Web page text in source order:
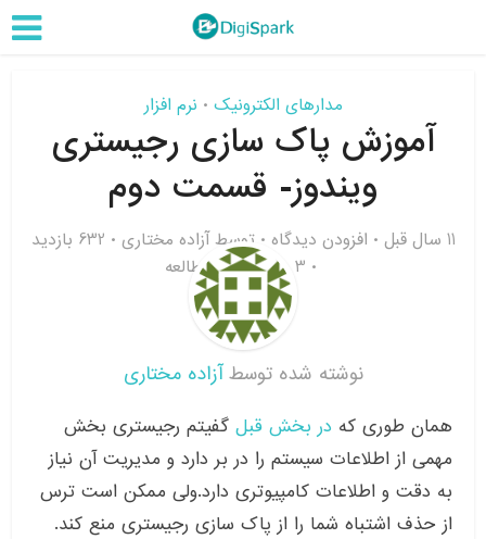
مدارهای الکترونیک • نرم افزار
آموزش پاک سازی رجیستری
ویندوز- قسمت دوم
11 سال قبل افزودن دیدگاه توسط آزاده مختاری
632 بازدید
3 دقیقه زمان مطالعه
نوشته شده توسطآزاده مختاری
همان طوری که در بخش قبل گفیتم رجیستری بخش
مهمی از اطلاعات سیستم را در بر دارد و مدیریت آن نیاز
به دقت و اطلاعات کامپیوتری دارد.ولی ممکن است ترس
از حذف اشتباه شما را از پاک سازی رجیستری منع کند.